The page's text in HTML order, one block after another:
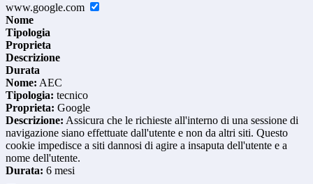
www.google.com
Nome
Tipologia
Proprieta
Descrizione
Durata
Nome: AEC
Tipologia: tecnico
Proprieta: Google
Descrizione: Assicura che le richieste all'interno di una sessione di
navigazione siano effettuate dall'utente e non da altri siti. Questo
cookie impedisce a siti dannosi di agire a insaputa dell'utente e a
nome dell'utente.
Durata: 6 mesi